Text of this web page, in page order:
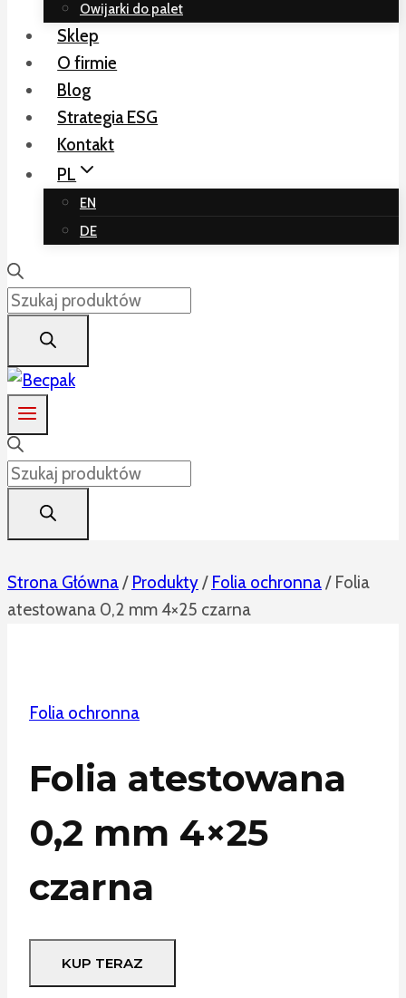
Owijarki do palet
Sklep
O firmie
Blog
Strategia ESG
Kontakt
PL
EN
DE
Wyszukiwarka
produktów
Wyszukiwarka
produktów
Strona Główna/ Produkty/ Folia ochronna/ Folia
atestowana 0,2 mm 4×25 czarna
Folia ochronna
Folia atestowana
0,2 mm 4×25
czarna
KUP TERAZ